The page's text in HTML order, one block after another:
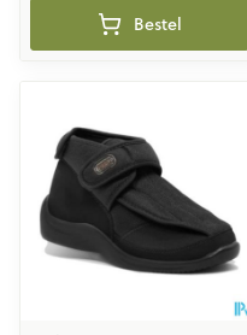
Bestel